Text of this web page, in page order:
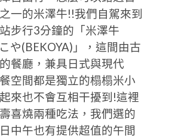
一的米澤牛!!我們自駕來到
步行3分鐘的「米澤牛
や(BEKOYA)」，這間由古
餐廳，兼具日式與現代
空間都是獨立的榻榻米小
來也不會互相干擾到!這裡
喜燒兩種吃法，我們選的
中午也有提供超值的午間